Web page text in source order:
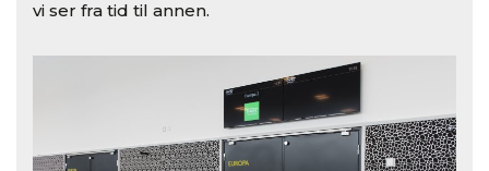
vi ser fra tid til annen.